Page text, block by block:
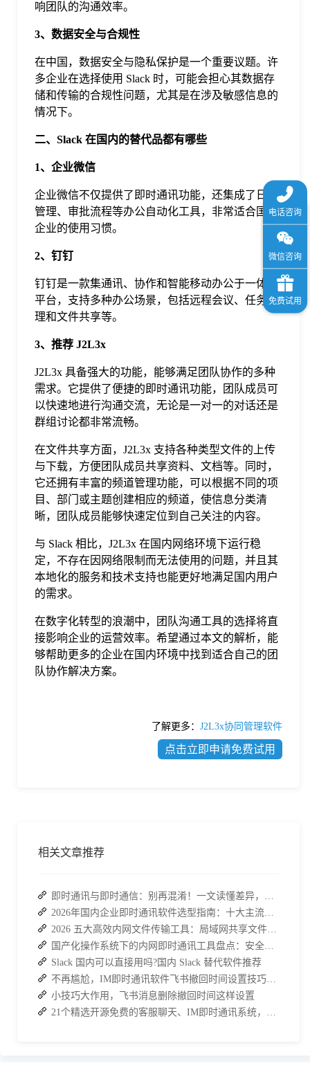
响团队的沟通效率。
3、数据安全与合规性
在中国，数据安全与隐私保护是一个重要议题。许
多企业在选择使用 Slack 时，可能会担心其数据存
储和传输的合规性问题，尤其是在涉及敏感信息的
情况下。
二、Slack 在国内的替代品都有哪些
1、企业微信
企业微信不仅提供了即时通讯功能，还集成了日程
管理、审批流程等办公自动化工具，非常适合国内
企业的使用习惯。
2、钉钉
钉钉是一款集通讯、协作和智能移动办公于一体的
平台，支持多种办公场景，包括远程会议、任务管
理和文件共享等。
3、推荐 J2L3x
J2L3x 具备强大的功能，能够满足团队协作的多种
需求。它提供了便捷的即时通讯功能，团队成员可
以快速地进行沟通交流，无论是一对一的对话还是
群组讨论都非常流畅。
在文件共享方面，J2L3x 支持各种类型文件的上传
与下载，方便团队成员共享资料、文档等。同时，
它还拥有丰富的频道管理功能，可以根据不同的项
目、部门或主题创建相应的频道，使信息分类清
晰，团队成员能够快速定位到自己关注的内容。
与 Slack 相比，J2L3x 在国内网络环境下运行稳
定，不存在因网络限制而无法使用的问题，并且其
本地化的服务和技术支持也能更好地满足国内用户
的需求。
在数字化转型的浪潮中，团队沟通工具的选择将直
接影响企业的运营效率。希望通过本文的解析，能
够帮助更多的企业在国内环境中找到适合自己的团
队协作解决方案。
了解更多： J2L3x协同管理软件
点击立即申请免费试用
相关文章推荐
即时通讯与即时通信：别再混淆！一文读懂差异，接而连适配企业协作需求
2026年国内企业即时通讯软件选型指南：十大主流平台深度盘点
2026 五大高效内网文件传输工具：局域网共享文件的最佳解决方案
国产化操作系统下的内网即时通讯工具盘点：安全与高效的双重亮点
Slack 国内可以直接用吗?国内 Slack 替代软件推荐
不再尴尬，IM即时通讯软件飞书撤回时间设置技巧分享
小技巧大作用，飞书消息删除撤回时间这样设置
21个精选开源免费的客服聊天、IM即时通讯系统，助力企业沟通效率提升